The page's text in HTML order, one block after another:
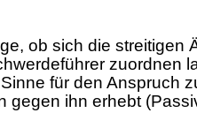
ob sich die streitigen
zuordnen
für den Anspruch
gegen ihn erhebt